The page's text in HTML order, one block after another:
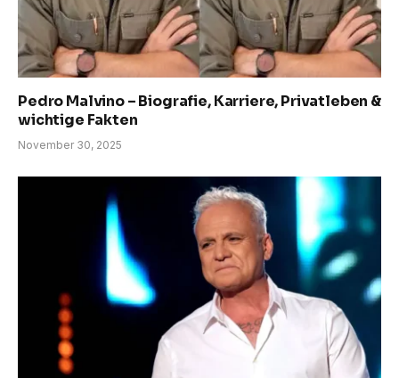
Pedro Malvino – Biografie, Karriere, Privatleben &
wichtige Fakten
November 30, 2025